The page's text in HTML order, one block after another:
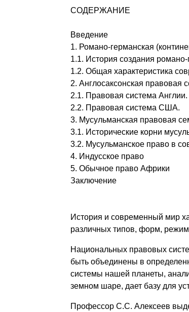
СОДЕРЖАНИЕ
Введение
1. Романо-германская
1.1. История создания
1.2. Общая характеристика
2. Англосаксонская правовая
2.1. Правовая система Англии.
2.2. Правовая система США.
3. Мусульманская правовая
3.1. Исторические корни
3.2. Мусульманское право в
4. Индусское право
5. Обычное право Африки
Заключение
История и современный мир
различных типов, форм,
Национальных правовых
быть объединены в
системы нашей планеты,
земном шаре, дает базу для
Профессор С.С. Алексеев